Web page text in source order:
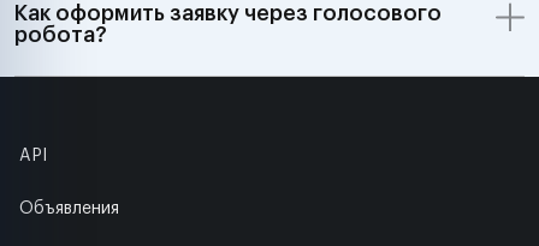
Как оформить заявку через голосового
робота?
API
Объявления